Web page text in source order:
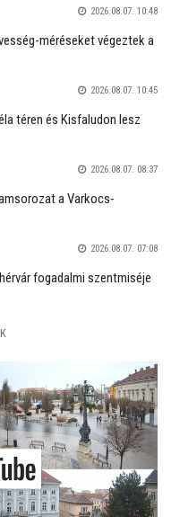
2026.08.07. 10:48
méréseket végeztek a
2026.08.07. 10:45
téren és Kisfaludon lesz
2026.08.07. 08:37
a Varkocs-
2026.08.07. 07:08
fogadalmi szentmiséje